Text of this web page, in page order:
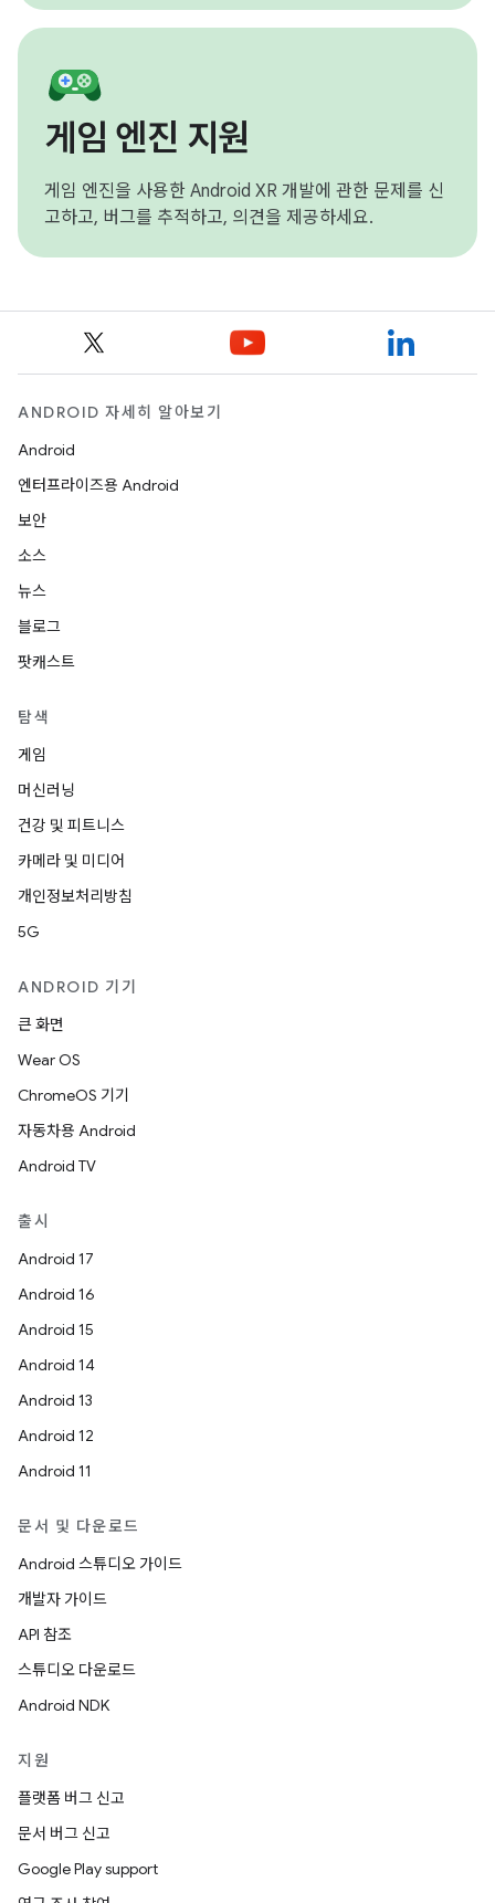
게임 엔진 지원
게임 엔진을 사용한 Android XR 개발에 관한 문제를 신
고하고, 버그를 추적하고, 의견을 제공하세요.
ANDROID 자세히 알아보기
Android
엔터프라이즈용 Android
보안
소스
뉴스
블로그
팟캐스트
탐색
게임
머신러닝
건강 및 피트니스
카메라 및 미디어
개인정보처리방침
5G
ANDROID 기기
큰 화면
Wear OS
ChromeOS 기기
자동차용 Android
Android TV
출시
Android 17
Android 16
Android 15
Android 14
Android 13
Android 12
Android 11
문서 및 다운로드
Android 스튜디오 가이드
개발자 가이드
API 참조
스튜디오 다운로드
Android NDK
지원
플랫폼 버그 신고
문서 버그 신고
Google Play support